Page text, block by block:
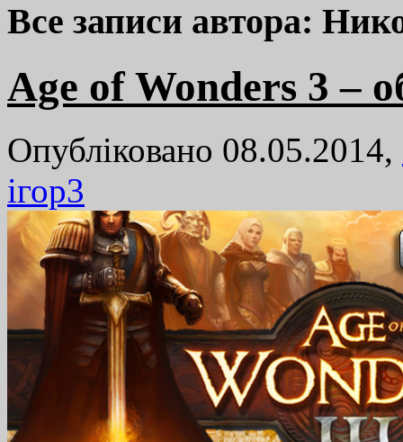
Все записи автора:
Age of Wonders 3 –
Опубліковано 08.05.2014,
ігор3